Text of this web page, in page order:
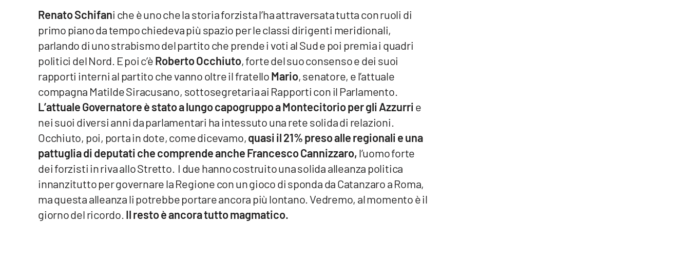
Catanzarochannel.it
Vai
Renato Schifani che è uno che la storia forzista l’ha attraversata tutta con ruoli di
primo piano da tempo chiedeva più spazio per le classi dirigenti meridionali,
parlando di uno strabismo del partito che prende i voti al Sud e poi premia i quadri
politici del Nord. E poi c’èRoberto Occhiuto, forte del suo consenso e dei suoi
rapporti interni al partito che vanno oltre il fratelloMario, senatore, e l’attuale
compagna Matilde Siracusano, sottosegretaria ai Rapporti con il Parlamento.
L’attuale Governatore è stato a lungo capogruppo a Montecitorio per gli Azzurrie
nei suoi diversi anni da parlamentari ha intessuto una rete solida di relazioni.
Occhiuto, poi, porta in dote, come dicevamo,quasi il 21% preso alle regionali e una
pattuglia di deputati che comprende anche Francesco Cannizzaro,l’uomo forte
dei forzisti in riva allo Stretto. I due hanno costruito una solida alleanza politica
innanzitutto per governare la Regione con un gioco di sponda da Catanzaro a Roma,
ma questa alleanza li potrebbe portare ancora più lontano. Vedremo, al momento è il
giorno del ricordo.Il resto è ancora tutto magmatico.